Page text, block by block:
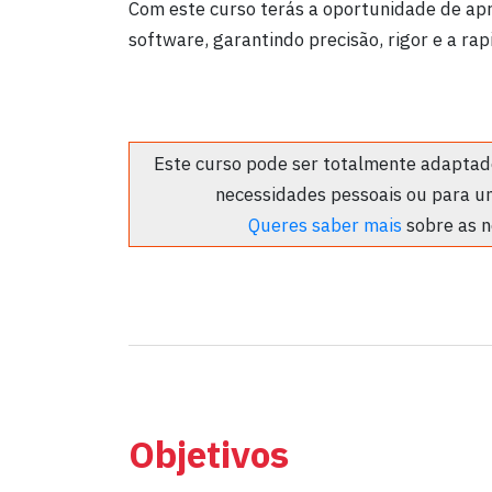
Com este curso terás a oportunidade de
software, garantindo precisão, rigor e a
Este curso pode ser totalmente
necessidades pessoais ou para
Queres saber mais sobre as
Objetivos